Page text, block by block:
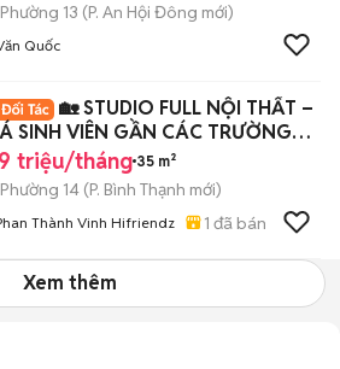
Phường 13 (P. An Hội Đông mới)
Quốc
🏡 STUDIO FULL NỘI THẤT –
SINH VIÊN GẦN CÁC TRƯỜNG
HỌC BTHANH
triệu/tháng 35 m²
Phường 14 (P. Bình Thạnh mới)
Thành Vinh Hifriendz 1 đã bán
Xem thêm